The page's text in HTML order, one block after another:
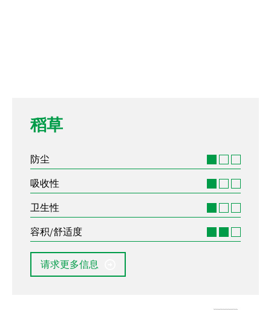
稻草
防尘
吸收性
卫生性
容积/舒适度
请求更多信息